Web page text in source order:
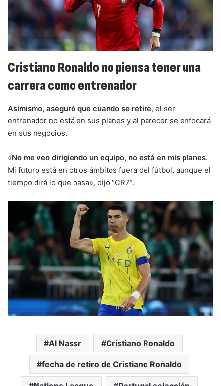
Cristiano Ronaldo no piensa tener una
carrera como entrenador
Asimismo, aseguró que cuando se retire, el ser
entrenador no está en sus planes y al parecer se enfocará
en sus negocios.
«No me veo dirigiendo un equipo, no está en mis planes.
Mi futuro está en otros ámbitos fuera del fútbol, aunque el
tiempo dirá lo que pasa», dijo “CR7”.
Al Nassr Cristiano Ronaldo
fecha de retiro de Cristiano Ronaldo